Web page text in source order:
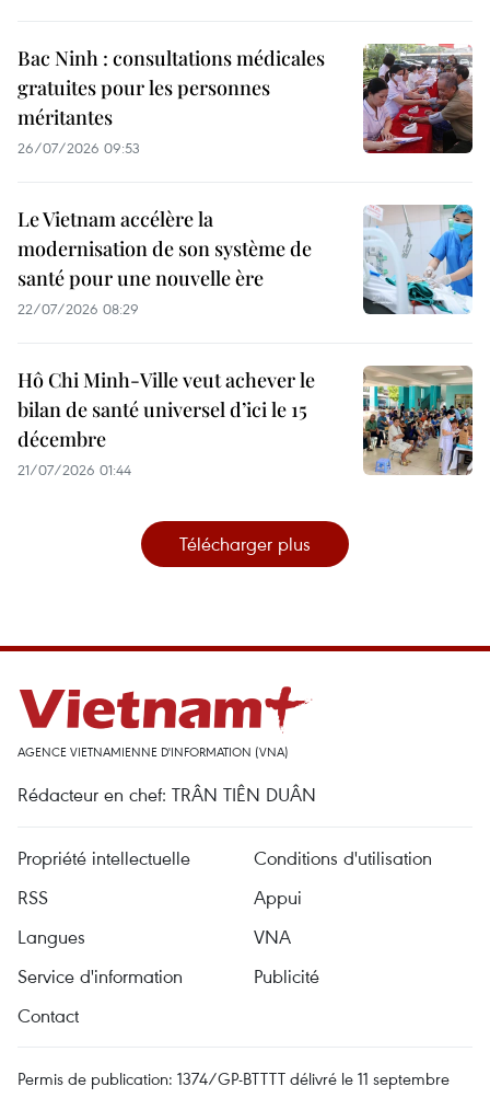
Bac Ninh : consultations médicales
gratuites pour les personnes
méritantes
26/07/2026 09:53
Le Vietnam accélère la
modernisation de son système de
santé pour une nouvelle ère
22/07/2026 08:29
Hô Chi Minh-Ville veut achever le
bilan de santé universel d’ici le 15
décembre
21/07/2026 01:44
Télécharger plus
AGENCE VIETNAMIENNE D'INFORMATION (VNA)
Rédacteur en chef: TRÂN TIÊN DUÂN
Propriété intellectuelle
Conditions d'utilisation
RSS
Appui
Langues
VNA
Service d'information
Publicité
Contact
Permis de publication: 1374/GP-BTTTT délivré le 11 septembre